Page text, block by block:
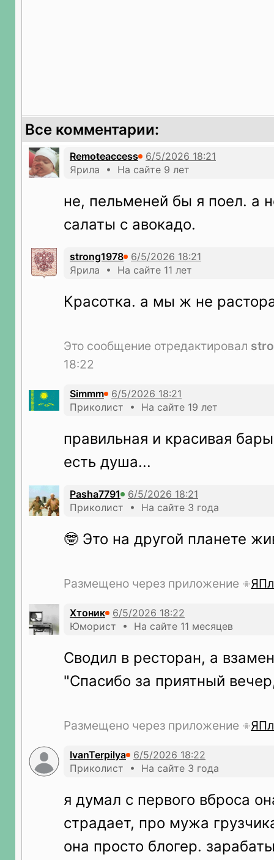
Все комментарии:
Remoteaccess
Ярила • На сайте 9 лет
не, пельменей бы я поел. а
салаты с авокадо.
strong1978
Ярила • На сайте 11 лет
Красотка. а мы ж не
Это сообщение отредактировал
18:22
Simmm
Приколист • На сайте 19 лет
правильная и красивая
есть душа...
Pasha7791
Приколист • На сайте 3 года
🤓 Это на другой планете
Размещено через приложение
Хтоник
Юморист • На сайте 11 месяцев
Сводил в ресторан, а
"Спасибо за приятный
Размещено через приложение
IvanTerpilya
Приколист • На сайте 3 года
я думал с первого вброса
страдает, про мужа
она просто блогер.